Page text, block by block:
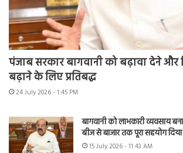
पंजाब सरकार बागवानी को बढ़ावा देने
बढ़ाने के लिए प्रतिबद्ध
24 July 2026 - 1:45 PM
बागवानी को लाभकारी व्यवसाय
बीज से बाजार तक पूरा सहयोग
15 July 2026 - 11:43 AM